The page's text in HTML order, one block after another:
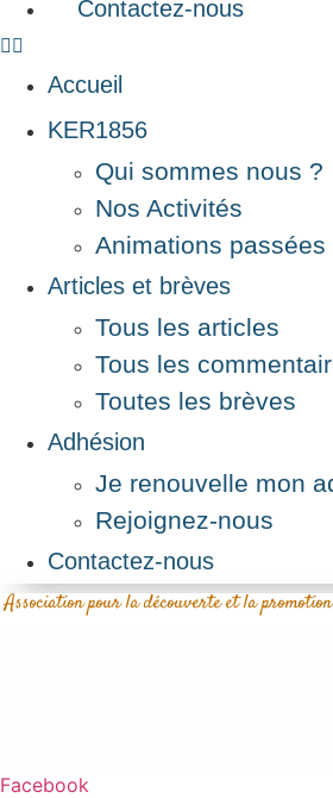
Contactez-nous
Accueil
KER1856
Qui sommes nous ?
Nos Activités
Animations passées
Articles et brèves
Tous les articles
Tous les
Toutes les brèves
Adhésion
Je renouvelle mon
Rejoignez-nous
Contactez-nous
Association pour la découverte et la
Facebook